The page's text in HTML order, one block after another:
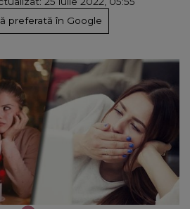
preferată în Google